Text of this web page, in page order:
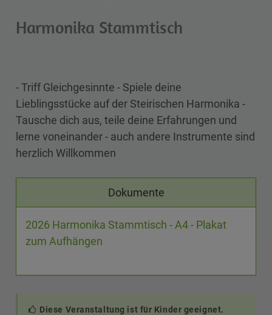
Harmonika Stammtisch
- Triff Gleichgesinnte - Spiele deine
Lieblingsstücke auf der Steirischen Harmonika -
Tausche dich aus, teile deine Erfahrungen und
lerne voneinander - auch andere Instrumente sind
herzlich Willkommen
Dokumente
2026 Harmonika Stammtisch - A4 - Plakat
zum Aufhängen
Diese Veranstaltung ist für Kinder geeignet.